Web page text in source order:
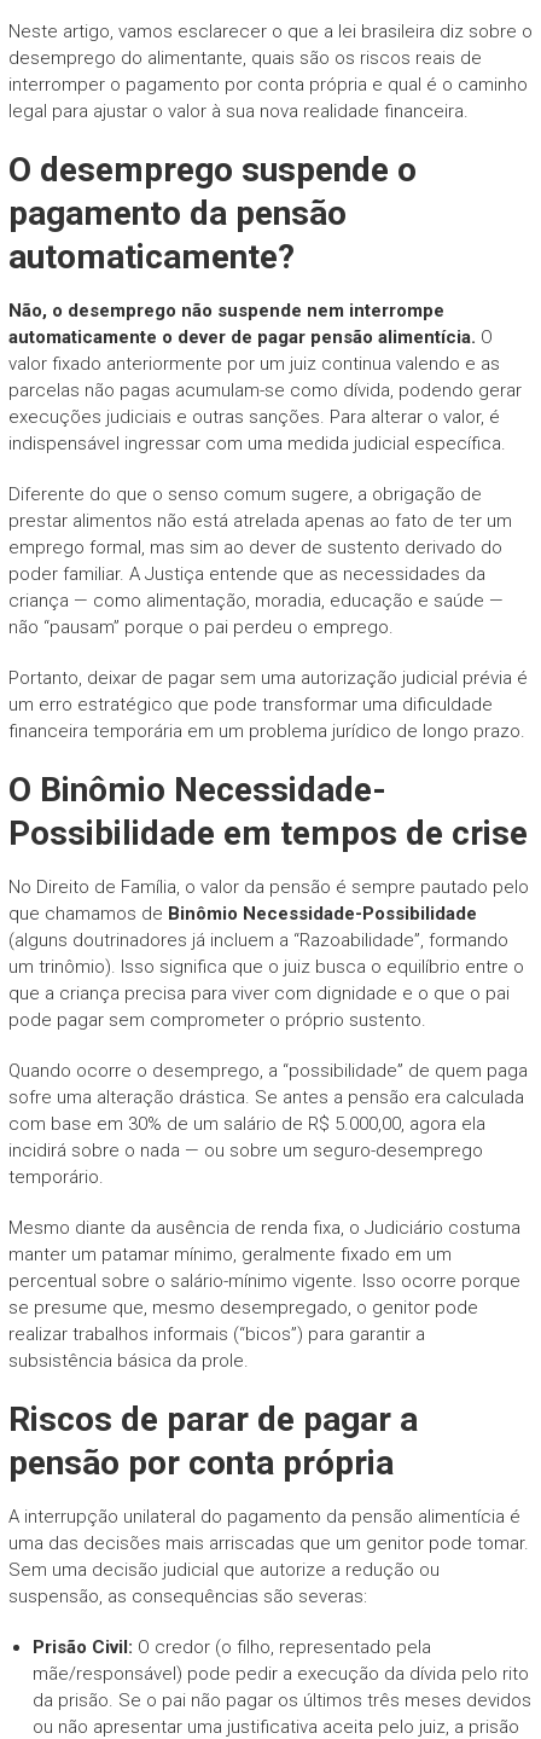
Neste artigo, vamos esclarecer o que a lei brasileira diz sobre o
desemprego do alimentante, quais são os riscos reais de
interromper o pagamento por conta própria e qual é o caminho
legal para ajustar o valor à sua nova realidade financeira.
O desemprego suspende o
pagamento da pensão
automaticamente?
Não, o desemprego não suspende nem interrompe
automaticamente o dever de pagar pensão alimentícia. O
valor fixado anteriormente por um juiz continua valendo e as
parcelas não pagas acumulam-se como dívida, podendo gerar
execuções judiciais e outras sanções. Para alterar o valor, é
indispensável ingressar com uma medida judicial específica.
Diferente do que o senso comum sugere, a obrigação de
prestar alimentos não está atrelada apenas ao fato de ter um
emprego formal, mas sim ao dever de sustento derivado do
poder familiar. A Justiça entende que as necessidades da
criança — como alimentação, moradia, educação e saúde —
não “pausam” porque o pai perdeu o emprego.
Portanto, deixar de pagar sem uma autorização judicial prévia é
um erro estratégico que pode transformar uma dificuldade
financeira temporária em um problema jurídico de longo prazo.
O Binômio Necessidade-
Possibilidade em tempos de crise
No Direito de Família, o valor da pensão é sempre pautado pelo
que chamamos de Binômio Necessidade-Possibilidade
(alguns doutrinadores já incluem a “Razoabilidade”, formando
um trinômio). Isso significa que o juiz busca o equilíbrio entre o
que a criança precisa para viver com dignidade e o que o pai
pode pagar sem comprometer o próprio sustento.
Quando ocorre o desemprego, a “possibilidade” de quem paga
sofre uma alteração drástica. Se antes a pensão era calculada
com base em 30% de um salário de R$ 5.000,00, agora ela
incidirá sobre o nada — ou sobre um seguro-desemprego
temporário.
Mesmo diante da ausência de renda fixa, o Judiciário costuma
manter um patamar mínimo, geralmente fixado em um
percentual sobre o salário-mínimo vigente. Isso ocorre porque
se presume que, mesmo desempregado, o genitor pode
realizar trabalhos informais (“bicos”) para garantir a
subsistência básica da prole.
Riscos de parar de pagar a
pensão por conta própria
A interrupção unilateral do pagamento da pensão alimentícia é
uma das decisões mais arriscadas que um genitor pode tomar.
Sem uma decisão judicial que autorize a redução ou
suspensão, as consequências são severas:
Prisão Civil: O credor (o filho, representado pela
mãe/responsável) pode pedir a execução da dívida pelo rito
da prisão. Se o pai não pagar os últimos três meses devidos
ou não apresentar uma justificativa aceita pelo juiz, a prisão